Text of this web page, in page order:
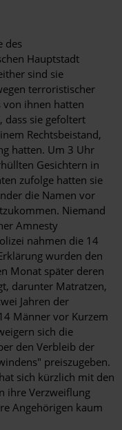
des
Hauptstadt
sind sie
terroristischer
von ihnen hatten
sie gefoltert
Rechtsbeistand,
hatten. Um 3 Uhr
Gesichtern in
zufolge hatten sie
die Namen vor
Niemand
Amnesty
nahmen die 14
wurden den
Monat später deren
darunter Matratzen,
Jahren der
Männer vor Kurzem
sich die
den Verbleib der
preiszugeben.
sich kürzlich mit den
ihre Verzweiflung
Angehörigen kaum